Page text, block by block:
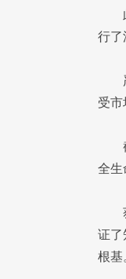
行了
受
全生
证了
根基